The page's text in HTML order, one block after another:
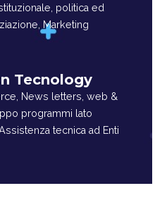
politica ed
Marketing
Tecnology
News letters, web &
programmi lato
tecnica ad Enti